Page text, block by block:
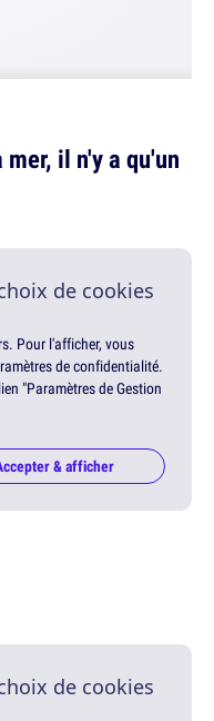
il n'y a qu'un
de cookies
Pour l'afficher, vous
de confidentialité.
"Paramètres de Gestion
& afficher
de cookies